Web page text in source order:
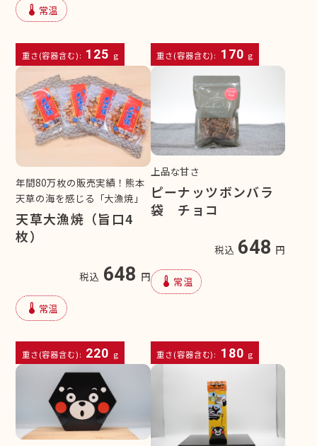
device_thermostat 常温
重さ(容器含む): 125 g 重さ(容器含む): 170 g
年間80万枚の販売実績！熊本
天草の海を感じる「大漁焼」
天草大漁焼（旨口4
枚）
税込 648 円
device_thermostat 常温
重さ(容器含む): 220 g
上品な甘さ
ピーナッツボンバラ
袋 チョコ
税込 648 円
device_thermostat 常温
重さ(容器含む): 180 g